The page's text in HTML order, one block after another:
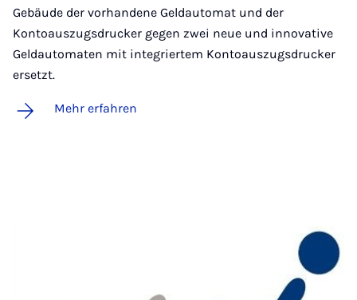
Gebäude der vorhandene Geldautomat und der
Kontoauszugsdrucker gegen zwei neue und innovative
Geldautomaten mit integriertem Kontoauszugsdrucker
ersetzt.
Mehr erfahren